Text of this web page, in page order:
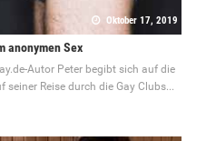
Oktober 17, 2019
anonymen Sex
Autor Peter begibt sich auf die
Reise durch die Gay Clubs...